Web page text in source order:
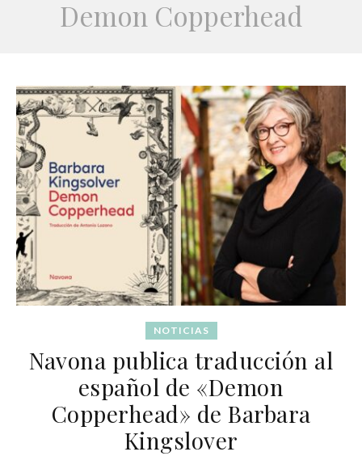
Demon Copperhead
NOTICIAS
Navona publica traducción al
español de «Demon
Copperhead» de Barbara
Kingslover